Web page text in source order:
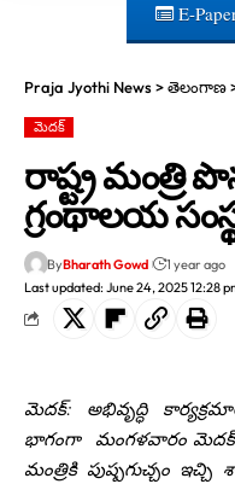
E-
Praja Jyothi News>తెలంగాణ
మెదక్
రాష్ట్ర మంత్రి
గ్రంథాలయ
Last updated: June 24, 2025 12:28
ByBharath Gowd 1 year ago
మెదక్: అభివృద్ధి
భాగంగా మంగళవారం మెదక్
మంత్రికి పుష్పగుచ్చం